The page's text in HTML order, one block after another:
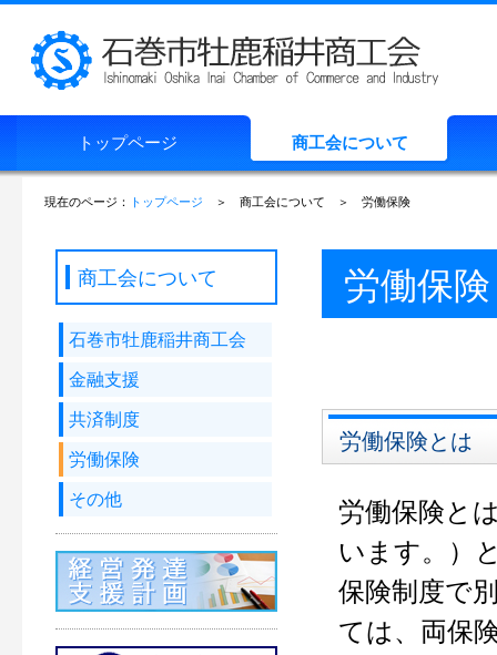
トップページ 商工会について
現在のページ： トップページ ＞ 商工会について ＞ 労働保険
労働保険
労働保険とは
労働保険と
います。）
保険制度で
ては、両保
商工会について
石巻市牡鹿稲井商工会
金融支援
共済制度
労働保険
その他